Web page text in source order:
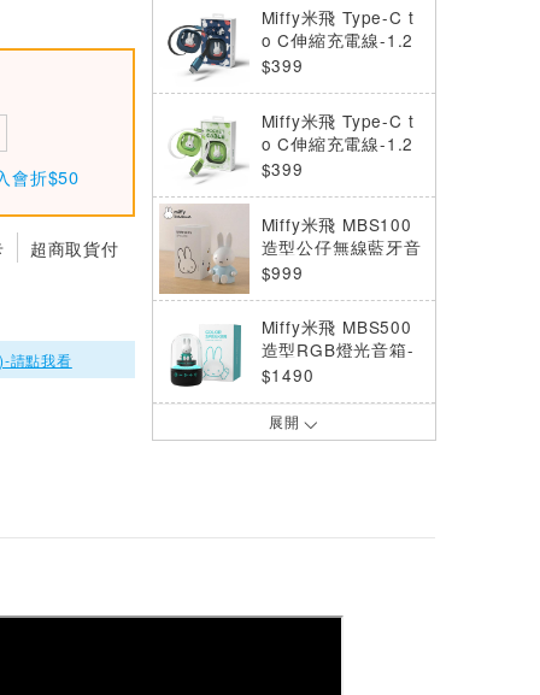
會折$50
超商取貨付
請點我看
*門市庫存以店內實際數量為準，可使
用專人服務或撥打門市電話洽詢。
Miffy米飛 Type-C t
o C伸縮充電線-1.2
m-海軍藍
$399
Miffy米飛 Type-C t
o C伸縮充電線-1.2
m-松墨綠
$399
Miffy米飛 MBS100
造型公仔無線藍牙音
箱喇叭天空藍
$999
Miffy米飛 MBS500
造型RGB燈光音箱-
藍
$1490
Miffy米飛 MBS500
Miffy米飛 MBS100
展開